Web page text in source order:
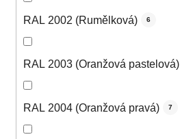
RAL 2002 (Rumělková) 6
RAL 2003 (Oranžová pastelová)
RAL 2004 (Oranžová pravá) 7